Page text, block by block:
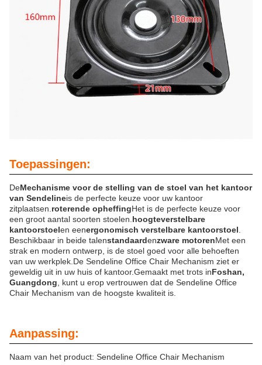
Toepassingen:
DeMechanisme voor de stelling van de stoel van het kantoor
van Sendelineis de perfecte keuze voor uw kantoor
zitplaatsen. roterende opheffingHet is de perfecte keuze voor
een groot aantal soorten stoelen. hoogteverstelbare
kantoorstoelen eenergonomisch verstelbare kantoorstoel
Beschikbaar in beide talenstandaardenzware motorenMet een
strak en modern ontwerp, is de stoel goed voor alle behoeften
van uw werkplek.De Sendeline Office Chair Mechanism ziet er
geweldig uit in uw huis of kantoor.Gemaakt met trots inFoshan,
Guangdong , kunt u erop vertrouwen dat de Sendeline Office
Chair Mechanism van de hoogste kwaliteit is.
Aanpassing:
Naam van het product: Sendeline Office Chair Mechanism